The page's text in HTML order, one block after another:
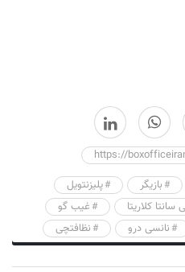
https://
بازیگر
پلیزنتویل
کلاریتا
غیب گو
نانسی درو نظافتچی